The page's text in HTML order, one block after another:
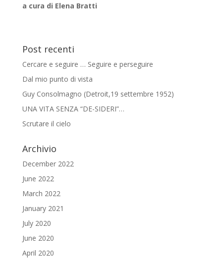
a cura di Elena Bratti
Post recenti
Cercare e seguire … Seguire e perseguire
Dal mio punto di vista
Guy Consolmagno (Detroit,19 settembre 1952)
UNA VITA SENZA “DE-SIDERI”…
Scrutare il cielo
Archivio
December 2022
June 2022
March 2022
January 2021
July 2020
June 2020
April 2020